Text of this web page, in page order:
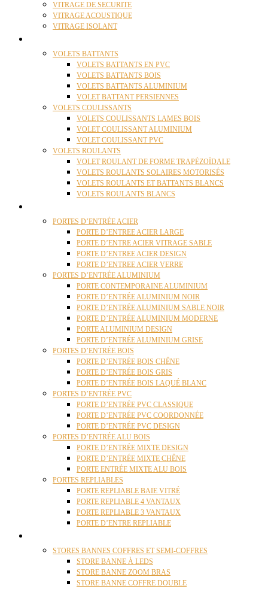
VITRAGE DE SECURITE
VITRAGE ACOUSTIQUE
VITRAGE ISOLANT
VOLETS BATTANTS
VOLETS BATTANTS EN PVC
VOLETS BATTANTS BOIS
VOLETS BATTANTS ALUMINIUM
VOLET BATTANT PERSIENNES
VOLETS COULISSANTS
VOLETS COULISSANTS LAMES BOIS
VOLET COULISSANT ALUMINIUM
VOLET COULISSANT PVC
VOLETS ROULANTS
VOLET ROULANT DE FORME TRAPÉZOÏDALE
VOLETS ROULANTS SOLAIRES MOTORISÉS
VOLETS ROULANTS ET BATTANTS BLANCS
VOLETS ROULANTS BLANCS
PORTES D’ENTRÉE ACIER
PORTE D’ENTREE ACIER LARGE
PORTE D’ENTRE ACIER VITRAGE SABLE
PORTE D’ENTREE ACIER DESIGN
PORTE D’ENTREE ACIER VERRE
PORTES D’ENTRÉE ALUMINIUM
PORTE CONTEMPORAINE ALUMINIUM
PORTE D’ENTRÉE ALUMINIUM NOIR
PORTE D’ENTRÉE ALUMINIUM SABLE NOIR
PORTE D’ENTRÉE ALUMINIUM MODERNE
PORTE ALUMINIUM DESIGN
PORTE D’ENTRÉE ALUMINIUM GRISE
PORTES D’ENTRÉE BOIS
PORTE D’ENTRÉE BOIS CHÊNE
PORTE D’ENTRÉE BOIS GRIS
PORTE D’ENTRÉE BOIS LAQUÉ BLANC
PORTES D’ENTRÉE PVC
PORTE D’ENTRÉE PVC CLASSIQUE
PORTE D’ENTRÉE PVC COORDONNÉE
PORTE D’ENTRÉE PVC DESIGN
PORTES D’ENTRÉE ALU BOIS
PORTE D’ENTRÉE MIXTE DESIGN
PORTE D’ENTRÉE MIXTE CHÊNE
PORTE ENTRÉE MIXTE ALU BOIS
PORTES REPLIABLES
PORTE REPLIABLE BAIE VITRÉ
PORTE REPLIABLE 4 VANTAUX
PORTE REPLIABLE 3 VANTAUX
PORTE D’ENTRE REPLIABLE
STORES BANNES COFFRES ET SEMI-COFFRES
STORE BANNE À LEDS
STORE BANNE ZOOM BRAS
STORE BANNE COFFRE DOUBLE